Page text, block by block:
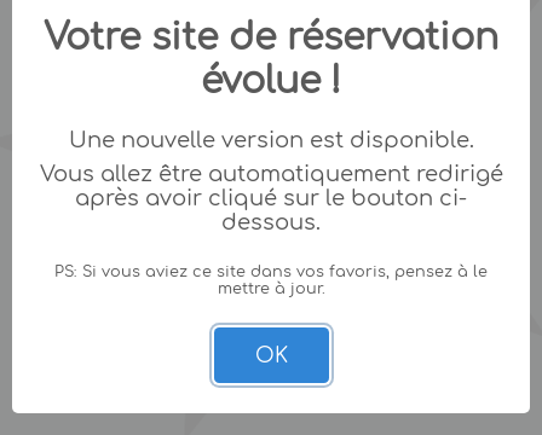
Votre site de réservation
évolue !
Une nouvelle version est disponible.
Vous allez être automatiquement redirigé
après avoir cliqué sur le bouton ci-
dessous.
PS: Si vous aviez ce site dans vos favoris, pensez à le
mettre à jour.
OK